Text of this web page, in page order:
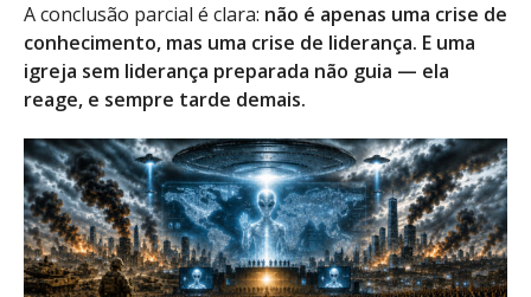
A conclusão parcial é clara: não é apenas uma crise de
conhecimento, mas uma crise de liderança. E uma
igreja sem liderança preparada não guia — ela
reage, e sempre tarde demais.